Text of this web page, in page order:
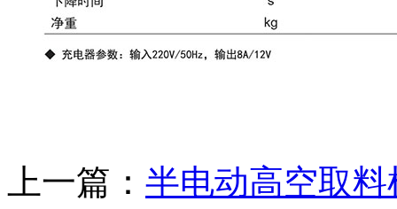
上一篇： 半电动高空取料